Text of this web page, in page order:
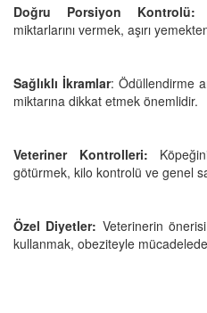
Doğru Porsiyon Kontrolü:
miktarlarını vermek, aşırı
Sağlıklı İkramlar: Ödüllendirme
miktarına dikkat etmek önemlidir.
Veteriner Kontrolleri:
götürmek, kilo kontrolü ve genel
Özel Diyetler: Veterinerin
kullanmak, obeziteyle mücadelede